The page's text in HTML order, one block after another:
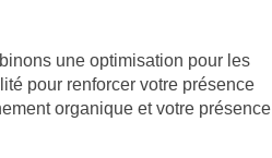
une optimisation pour les
pour renforcer votre présence
organique et votre présence